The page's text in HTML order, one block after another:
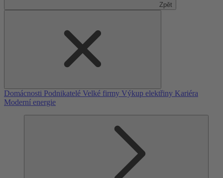
Zpět
Domácnosti Podnikatelé Velké firmy Výkup elektřiny Kariéra
Moderní energie